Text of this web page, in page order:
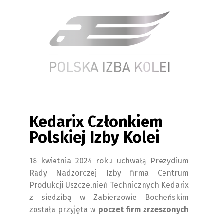
Kedarix Członkiem
Polskiej Izby Kolei
18 kwietnia 2024 roku uchwałą Prezydium
Rady Nadzorczej Izby firma Centrum
Produkcji Uszczelnień Technicznych Kedarix
z siedzibą w Zabierzowie Bocheńskim
została przyjęta w poczet firm zrzeszonych